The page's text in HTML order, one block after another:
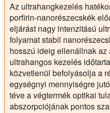
Az ultrahangkezelés
porfirin-nanorészecskék
eljárást nagy intenzitású
folyamat stabil
hosszú ideig ellenállnak
ultrahangos kezelés
közvetlenül befolyásolja a
egységnyi mennyiségre
téve a végtermék optikai
abszorpciójának pontos